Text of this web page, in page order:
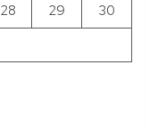
28 29
30